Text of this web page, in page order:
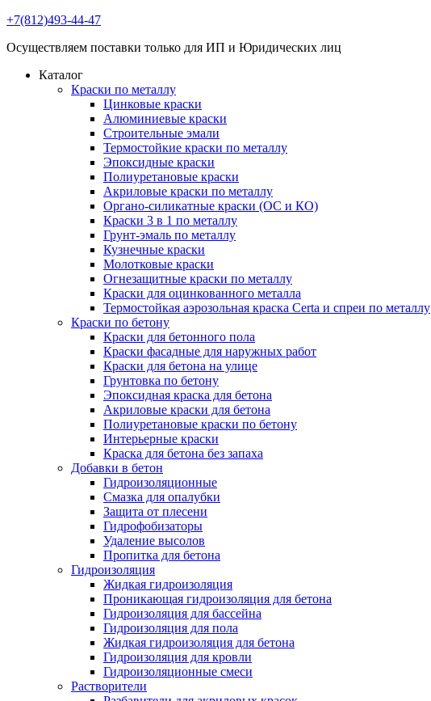
+7(812)493-44-47
Осуществляем поставки только для ИП и Юридических лиц
Каталог
Краски по металлу
Цинковые краски
Алюминиевые краски
Строительные эмали
Термостойкие краски по металлу
Эпоксидные краски
Полиуретановые краски
Акриловые краски по металлу
Органо-силикатные краски (ОС и КО)
Краски 3 в 1 по металлу
Грунт-эмаль по металлу
Кузнечные краски
Молотковые краски
Огнезащитные краски по металлу
Краски для оцинкованного металла
Термостойкая аэрозольная краска Certa и спреи по металлу
Краски по бетону
Краски для бетонного пола
Краски фасадные для наружных работ
Краски для бетона на улице
Грунтовка по бетону
Эпоксидная краска для бетона
Акриловые краски для бетона
Полиуретановые краски по бетону
Интерьерные краски
Краска для бетона без запаха
Добавки в бетон
Гидроизоляционные
Смазка для опалубки
Защита от плесени
Гидрофобизаторы
Удаление высолов
Пропитка для бетона
Гидроизоляция
Жидкая гидроизоляция
Проникающая гидроизоляция для бетона
Гидроизоляция для бассейна
Гидроизоляция для пола
Жидкая гидроизоляция для бетона
Гидроизоляция для кровли
Гидроизоляционные смеси
Растворители